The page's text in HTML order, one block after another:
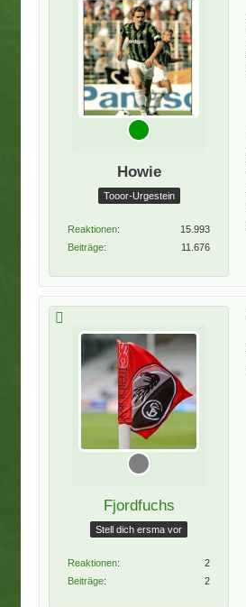
Howie
Tooor-Urgestein
Reaktionen
15.993
Beiträge
11.676
Fjordfuchs
Stell dich ersma vor
Reaktionen
2
Beiträge
2